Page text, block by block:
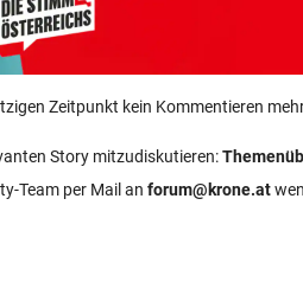
Zeitpunkt kein Kommentieren
Story mitzudiskutieren:
Team per Mail an forum@krone.at